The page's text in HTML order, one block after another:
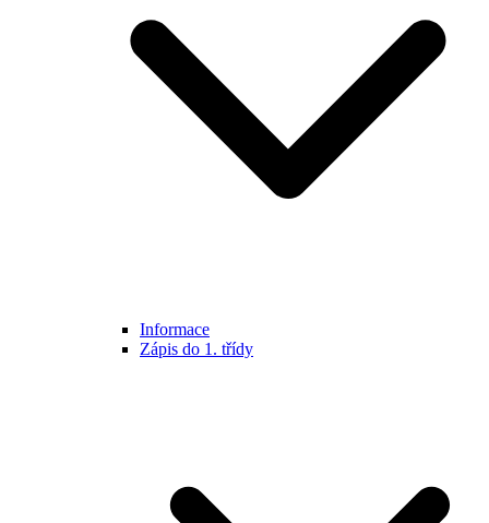
Informace
Zápis do 1. třídy